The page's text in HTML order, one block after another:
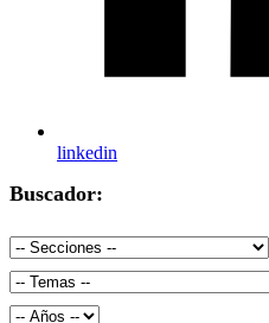
linkedin
Buscador: